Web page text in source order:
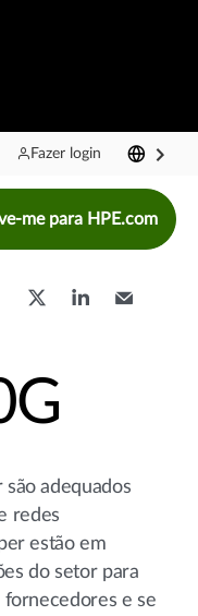
Fazer login
me para HPE.com
adequados
redes
estão em
do setor para
e se